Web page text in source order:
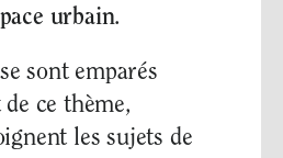
urbain.
sont emparés
ce thème,
les sujets de